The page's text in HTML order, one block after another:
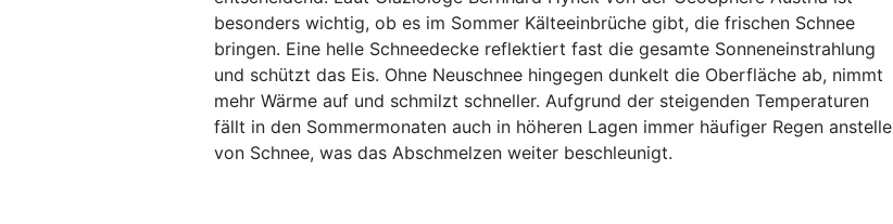
besonders wichtig, ob es im Sommer Kälteeinbrüche gibt, die frischen Schnee
bringen. Eine helle Schneedecke reflektiert fast die gesamte Sonneneinstrahlung
und schützt das Eis. Ohne Neuschnee hingegen dunkelt die Oberfläche ab, nimmt
mehr Wärme auf und schmilzt schneller. Aufgrund der steigenden Temperaturen
fällt in den Sommermonaten auch in höheren Lagen immer häufiger Regen anstelle
von Schnee, was das Abschmelzen weiter beschleunigt.